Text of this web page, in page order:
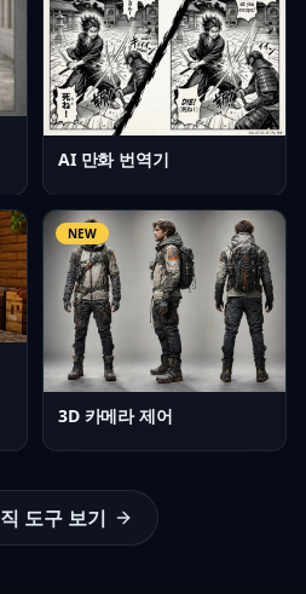
AI 만화 번역기
NEW
3D 카메라 제어
도구 보기